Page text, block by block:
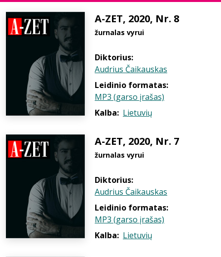
A-ZET, 2020, Nr. 8
žurnalas vyrui
Diktorius:
Audrius Čaikauskas
Leidinio formatas:
MP3 (garso įrašas)
Kalba: Lietuvių
A-ZET, 2020, Nr. 7
žurnalas vyrui
Diktorius:
Audrius Čaikauskas
Leidinio formatas:
MP3 (garso įrašas)
Kalba: Lietuvių